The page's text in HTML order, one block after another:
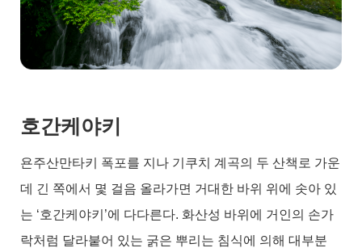
호간케야키
욘주산만타키 폭포를 지나 기쿠치 계곡의 두 산책로 가운
데 긴 쪽에서 몇 걸음 올라가면 거대한 바위 위에 솟아 있
는 ‘호간케야키’에 다다른다. 화산성 바위에 거인의 손가
락처럼 달라붙어 있는 굵은 뿌리는 침식에 의해 대부분